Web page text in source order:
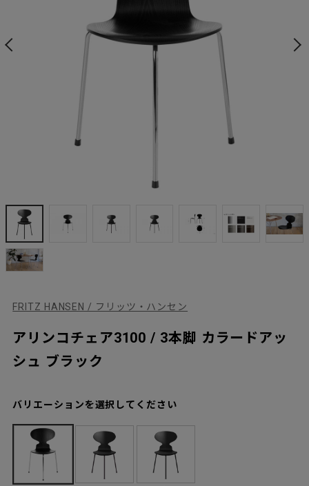
FRITZ HANSEN / フリッツ・ハンセン
アリンコチェア3100 / 3本脚 カラードアッ
シュ ブラック
バリエーションを選択してください